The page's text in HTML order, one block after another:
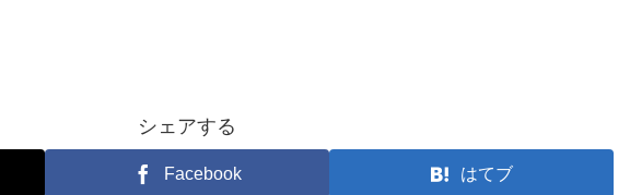
シェアする
Facebook はてブ